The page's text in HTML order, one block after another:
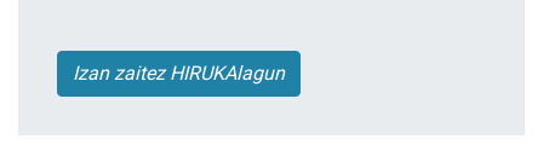
Izan zaitez HIRUKAlagun